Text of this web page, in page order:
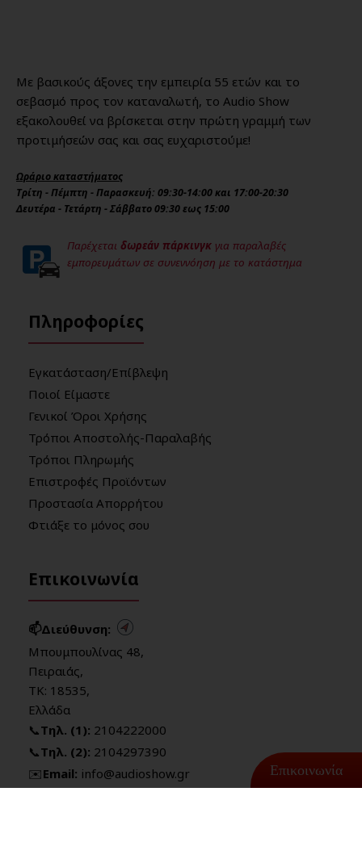
Επικοινωνία
Με βασικούς άξονες την εμπειρία 55 ετών και το
σεβασμό προς τον καταναλωτή, το Audio Show
εξακολουθεί να βρίσκεται στην πρώτη γραμμή των
προτιμήσεών σας και σας ευχαριστούμε!
Ωράριο καταστήματος
Τρίτη - Πέμπτη - Παρασκευή: 09:30-14:00 και 17:00-20:30
Δευτέρα - Τετάρτη - Σάββατο 09:30 εως 15:00
Παρέχεται δωρεάν πάρκινγκ για παραλαβές
εμπορευμάτων σε συνεννόηση με το κατάστημα
Πληροφορίες
Εγκατάσταση/Επίβλεψη
Ποιοί Είμαστε
Γενικοί Όροι Χρήσης
Τρόποι Αποστολής-Παραλαβής
Τρόποι Πληρωμής
Επιστροφές Προϊόντων
Προστασία Απορρήτου
Φτιάξε το μόνος σου
Επικοινωνία
📫Διεύθυνση:
Μπουμπουλίνας 48,
Πειραιάς,
ΤΚ: 18535,
Ελλάδα
📞Τηλ. (1): 2104222000
📞Τηλ. (2): 2104297390
✉️Email: info@audioshow.gr